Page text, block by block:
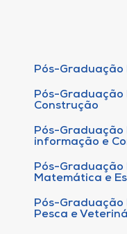
Pós-Graduação
Pós-Graduação
Construção
Pós-Graduação
informação e
Pós-Graduação
Matemática e
Pós-Graduação
Pesca e